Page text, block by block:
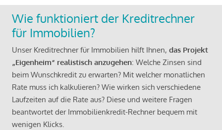
Wie funktioniert der Kreditrechner
für Immobilien?
Unser Kreditrechner für Immobilien hilft Ihnen, das Projekt
„Eigenheim“ realistisch anzugehen: Welche Zinsen sind
beim Wunschkredit zu erwarten? Mit welcher monatlichen
Rate muss ich kalkulieren? Wie wirken sich verschiedene
Laufzeiten auf die Rate aus? Diese und weitere Fragen
beantwortet der Immobilienkredit-Rechner bequem mit
wenigen Klicks.